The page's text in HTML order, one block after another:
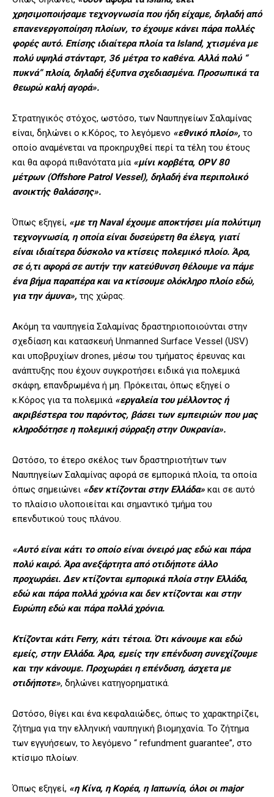
χρησιμοποιήσαμε τεχνογνωσία που ήδη είχαμε, δηλαδή από
επανενεργοποίηση πλοίων, το έχουμε κάνει πάρα πολλές
φορές αυτό. Επίσης ιδιαίτερα πλοία τα Island, χτισμένα με
πολύ υψηλά στάνταρτ, 36 μέτρα το καθένα. Αλλά πολύ “
πυκνά” πλοία, δηλαδή έξυπνα σχεδιασμένα. Προσωπικά τα
θεωρώ καλή αγορά».
Στρατηγικός στόχος, ωστόσο, των Ναυπηγείων Σαλαμίνας
είναι, δηλώνει ο κ.Κόρος, το λεγόμενο «εθνικό πλοίο», το
οποίο αναμένεται να προκηρυχθεί περί τα τέλη του έτους
και θα αφορά πιθανότατα μία «μίνι κορβέτα, OPV 80
μέτρων (Offshore Patrol Vessel), δηλαδή ένα περιπολικό
ανοικτής θαλάσσης».
Όπως εξηγεί, «με τη Naval έχουμε αποκτήσει μία πολύτιμη
τεχνογνωσία, η οποία είναι δυσεύρετη θα έλεγα, γιατί
είναι ιδιαίτερα δύσκολο να κτίσεις πολεμικό πλοίο. Άρα,
σε ό,τι αφορά σε αυτήν την κατεύθυνση θέλουμε να πάμε
ένα βήμα παραπέρα και να κτίσουμε ολόκληρο πλοίο εδώ,
για την άμυνα», της χώρας.
Ακόμη τα ναυπηγεία Σαλαμίνας δραστηριοποιούνται στην
σχεδίαση και κατασκευή Unmanned Surface Vessel (USV)
και υποβρυχίων drones, μέσω του τμήματος έρευνας και
ανάπτυξης που έχουν συγκροτήσει ειδικά για πολεμικά
σκάφη, επανδρωμένα ή μη. Πρόκειται, όπως εξηγεί ο
κ.Κόρος για τα πολεμικά «εργαλεία του μέλλοντος ή
ακριβέστερα του παρόντος, βάσει των εμπειριών που μας
κληροδότησε η πολεμική σύρραξη στην Ουκρανία».
Ωστόσο, το έτερο σκέλος των δραστηριοτήτων των
Ναυπηγείων Σαλαμίνας αφορά σε εμπορικά πλοία, τα οποία
όπως σημειώνει «δεν κτίζονται στην Ελλάδα» και σε αυτό
το πλαίσιο υλοποιείται και σημαντικό τμήμα του
επενδυτικού τους πλάνου.
«Αυτό είναι κάτι το οποίο είναι όνειρό μας εδώ και πάρα
πολύ καιρό. Άρα ανεξάρτητα από οτιδήποτε άλλο
προχωράει. Δεν κτίζονται εμπορικά πλοία στην Ελλάδα,
εδώ και πάρα πολλά χρόνια και δεν κτίζονται και στην
Ευρώπη εδώ και πάρα πολλά χρόνια.
Κτίζονται κάτι Ferry, κάτι τέτοια. Ότι κάνουμε και εδώ
εμείς, στην Ελλάδα. Άρα, εμείς την επένδυση συνεχίζουμε
και την κάνουμε. Προχωράει η επένδυση, άσχετα με
οτιδήποτε», δηλώνει κατηγορηματικά.
Ωστόσο, θίγει και ένα κεφαλαιώδες, όπως το χαρακτηρίζει,
ζήτημα για την ελληνική ναυπηγική βιομηχανία. Το ζήτημα
των εγγυήσεων, το λεγόμενο “ refundment guarantee”, στο
κτίσιμο πλοίων.
Όπως εξηγεί, «η Κίνα, η Κορέα, η Ιαπωνία, όλοι οι major